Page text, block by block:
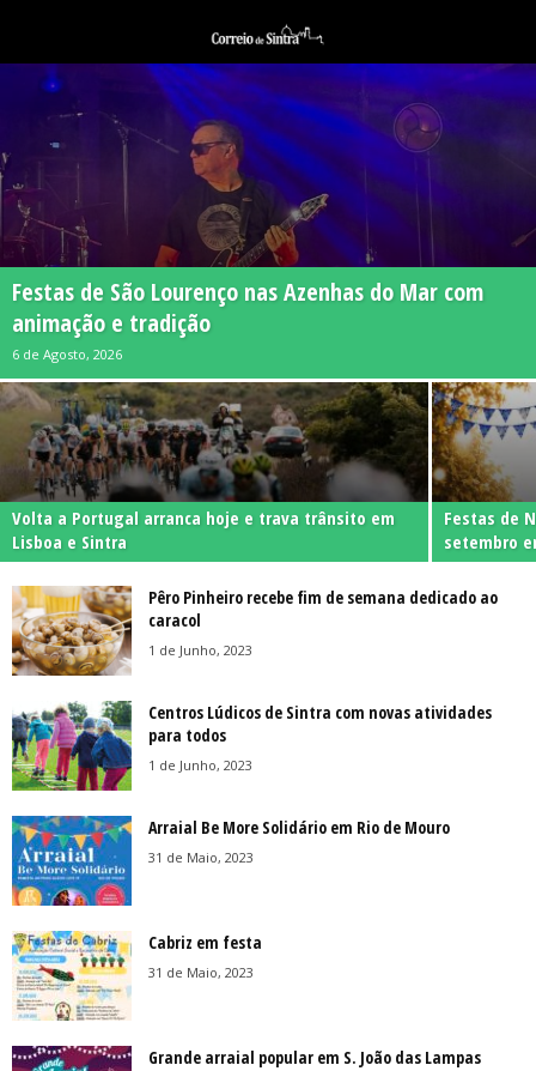
Festas de São Lourenço nas Azenhas do Mar com
animação e tradição
6 de Agosto, 2026
Volta a Portugal arranca hoje e trava trânsito em
Lisboa e Sintra
Festas de
setembro
Pêro Pinheiro recebe fim de semana dedicado ao
caracol
1 de Junho, 2023
Centros Lúdicos de Sintra com novas atividades
para todos
1 de Junho, 2023
Arraial Be More Solidário em Rio de Mouro
31 de Maio, 2023
Cabriz em festa
31 de Maio, 2023
Grande arraial popular em S. João das Lampas